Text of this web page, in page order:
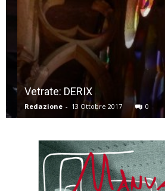
Vetrate: DERIX
Redazione - 13 Ottobre 2017 0